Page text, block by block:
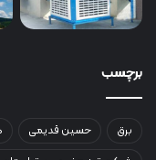
برچسب
برق حسین قدیمی